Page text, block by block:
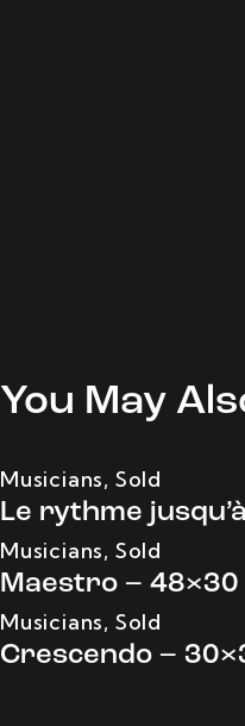
You May
Musicians, Sold
Le rythme
Musicians, Sold
Maestro – 48×30
Musicians, Sold
Crescendo –